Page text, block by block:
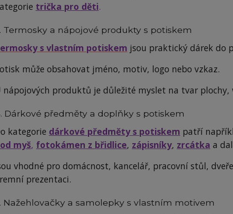
trička pro děti.
Termosky a nápojové produkty s potiskem
s vlastním potiskem jsou praktický dárek do
může obsahovat jméno, motiv, logo nebo vzkaz.
nápojových produktů je důležité myslet na tvar
Dárkové předměty a doplňky s potiskem
kategorie dárkové předměty s potiskem patří
myš, fotokámen z břidlice, zápisníky, zrcátka a
vhodné pro domácnost, kancelář, pracovní stůl,
prezentaci.
Nažehlovačky a samolepky s vlastním motivem